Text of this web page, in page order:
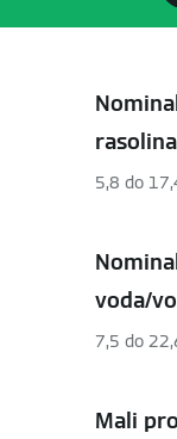
5,8 do
voda/
7,5 do
Mali